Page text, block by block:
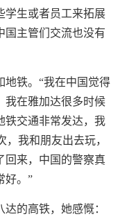
学生或者员工来拓展
国主管们交流也没有
地铁。“我在中国觉得
我在雅加达很多时候
铁交通非常发达，我
，我和朋友出去玩，
回来，中国的警察真
好。”
的高铁，她感慨：